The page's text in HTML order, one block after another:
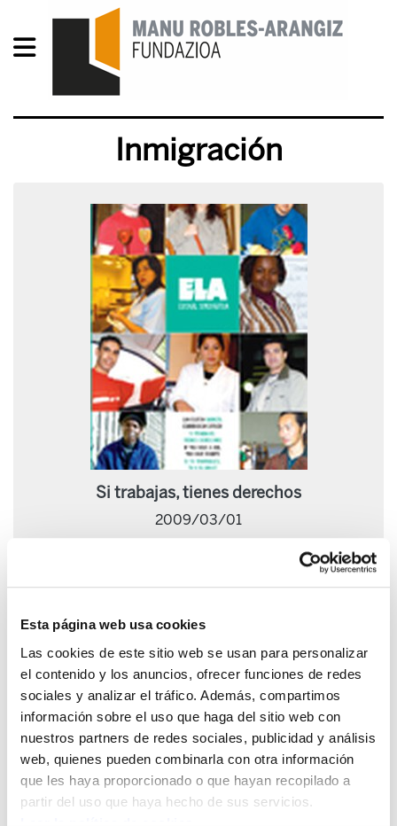
Esta página web usa cookies
Las cookies de este sitio web se usan para personalizar
el contenido y los anuncios, ofrecer funciones de redes
sociales y analizar el tráfico. Además, compartimos
información sobre el uso que haga del sitio web con
nuestros partners de redes sociales, publicidad y análisis
web, quienes pueden combinarla con otra información
que les haya proporcionado o que hayan recopilado a
partir del uso que haya hecho de sus servicios.
Inmigración
Si trabajas, tienes derechos
2009/03/01